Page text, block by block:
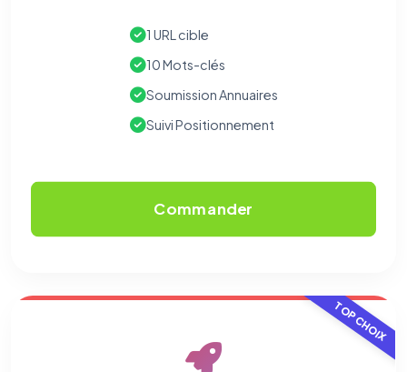
1 URL cible
10 Mots-clés
Soumission Annuaires
Suivi Positionnement
Commander
TOP CHOIX